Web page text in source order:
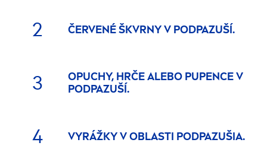
2 ČERVENÉ ŠKVRNY V PODPAZUŠÍ.
3
OPUCHY, HRČE ALEBO PUPENCE V
PODPAZUŠÍ.
4 VYRÁŽKY V OBLASTI PODPAZUŠIA.